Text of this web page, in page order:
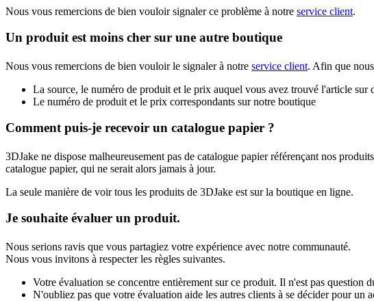
Nous vous remercions de bien vouloir signaler ce problème à notre service client.
Un produit est moins cher sur une autre boutique
Nous vous remercions de bien vouloir le signaler à notre service client. Afin que
La source, le numéro de produit et le prix auquel vous avez trouvé l'article sur
Le numéro de produit et le prix correspondants sur notre boutique
Comment puis-je recevoir un catalogue papier ?
3DJake ne dispose malheureusement pas de catalogue papier référençant nos
catalogue papier, qui ne serait alors jamais à jour.
La seule manière de voir tous les produits de 3DJake est sur la boutique en ligne.
Je souhaite évaluer un produit.
Nous serions ravis que vous partagiez votre expérience avec notre communauté.
Nous vous invitons à respecter les règles suivantes.
Votre évaluation se concentre entièrement sur ce produit. Il n'est pas
N'oubliez pas que votre évaluation aide les autres clients à se décider pour